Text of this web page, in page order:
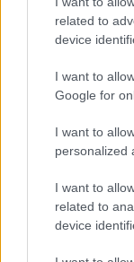
related to
device
I want to
Google for
I want to
personalized
I want to
related to
device
όμιλο.
πειράζει
TikTok,
ωραία
σύμβουλο